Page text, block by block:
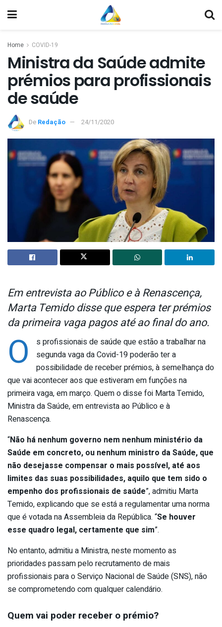
Home COVID-19
Ministra da Saúde admite
prémios para profissionais
de saúde
De Redação 24/11/2020
Em entrevista ao Público e à Renascença,
Marta Temido disse que espera ter prémios
da primeira vaga pagos até ao final do ano.
O
s profissionais de saúde que estão a trabalhar na
segunda vaga da Covid-19 poderão ter a
possibilidade de receber prémios, à semelhança do
que vai acontecer aos que estiveram em funções na
primeira vaga, em março. Quem o disse foi Marta Temido,
Ministra da Saúde, em entrevista ao Público e à
Renascença.
“Não há nenhum governo nem nenhum ministério da
Saúde em concreto, ou nenhum ministro da Saúde, que
não desejasse compensar o mais possível, até aos
limites das suas possibilidades, aquilo que tem sido o
empenho dos profissionais de saúde”, admitiu Marta
Temido, explicando que se está a regulamentar uma norma
que é votada na Assembleia da República. “Se houver
esse quadro legal, certamente que sim”.
No entanto, admitiu a Ministra, neste momento as
prioridades passam pelo recrutamento de mais
profissionais para o Serviço Nacional de Saúde (SNS), não
se comprometendo com qualquer calendário.
Quem vai poder receber o prémio?